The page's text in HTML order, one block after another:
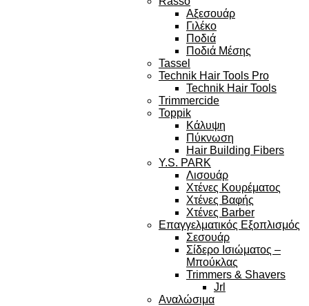
Αξεσουάρ
Γιλέκο
Ποδιά
Ποδιά Μέσης
Tassel
Technik Hair Tools Pro
Technik Hair Tools
Trimmercide
Toppik
Κάλυψη
Πύκνωση
Hair Building Fibers
Y.S. PARK
Λισουάρ
Χτένες Κουρέματος
Χτένες Βαφής
Χτένες Barber
Επαγγελματικός Εξοπλισμός
Σεσουάρ
Σίδερο Ισιώματος –
Μπούκλας
Trimmers & Shavers
Jrl
Αναλώσιμα